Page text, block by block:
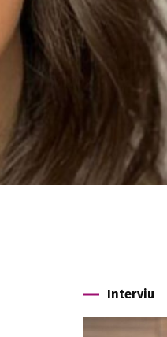
Interviu